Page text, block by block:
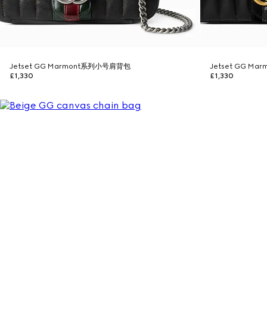
Jetset GG Marmont系列小号肩背包
£1,330
Jetset GG
£1,330